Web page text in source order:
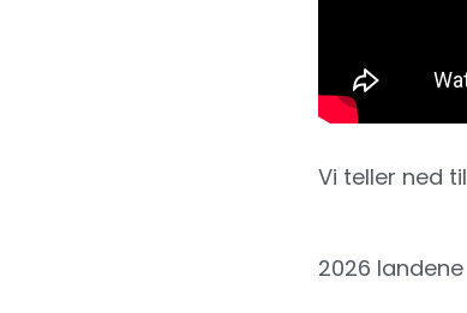
Vi teller ned
2026 landene